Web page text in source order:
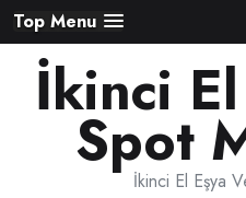
Skip
to
content
Top Menu
İkinci
Spot
İkinci El Eşya